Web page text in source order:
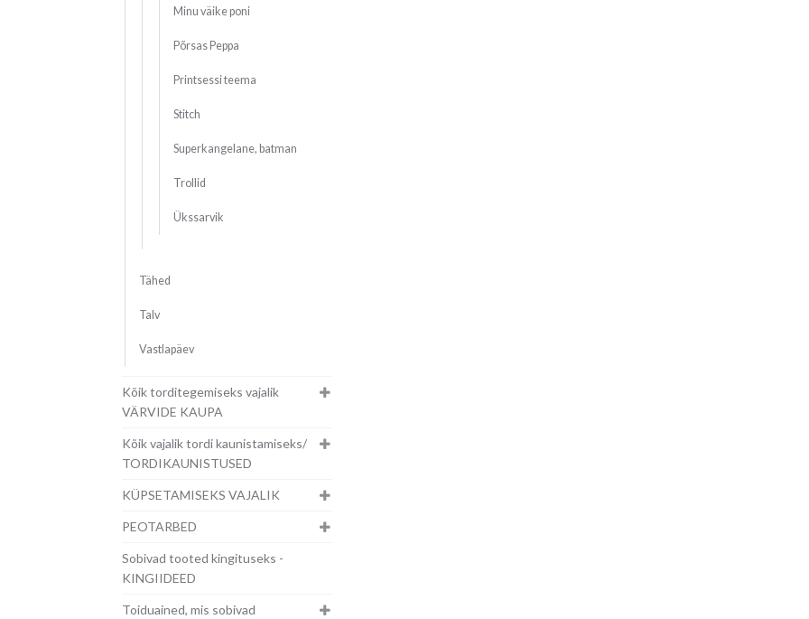
Minu väike poni
Põrsas Peppa
Printsessi teema
Stitch
Superkangelane, batman
Trollid
Ükssarvik
Tähed
Talv
Vastlapäev
Kõik torditegemiseks vajalik
VÄRVIDE KAUPA
Kõik vajalik tordi kaunistamiseks/
TORDIKAUNISTUSED
KÜPSETAMISEKS VAJALIK
PEOTARBED
Sobivad tooted kingituseks -
KINGIIDEED
Toiduained, mis sobivad